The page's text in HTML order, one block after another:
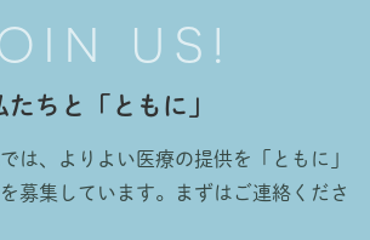
US!
たちと「ともに」
は、よりよい医療の提供を「ともに」
募集しています。まずはご連絡くださ